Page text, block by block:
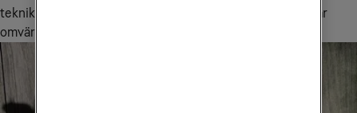
teknikbytet är många och omfattar såväl förändringar i vår
omvärld som i hur vi arbetar.